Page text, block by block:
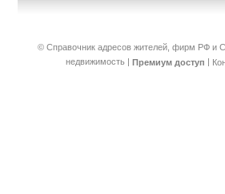
© Справочник адресов жителей, фирм РФ и
недвижимость | Премиум доступ |